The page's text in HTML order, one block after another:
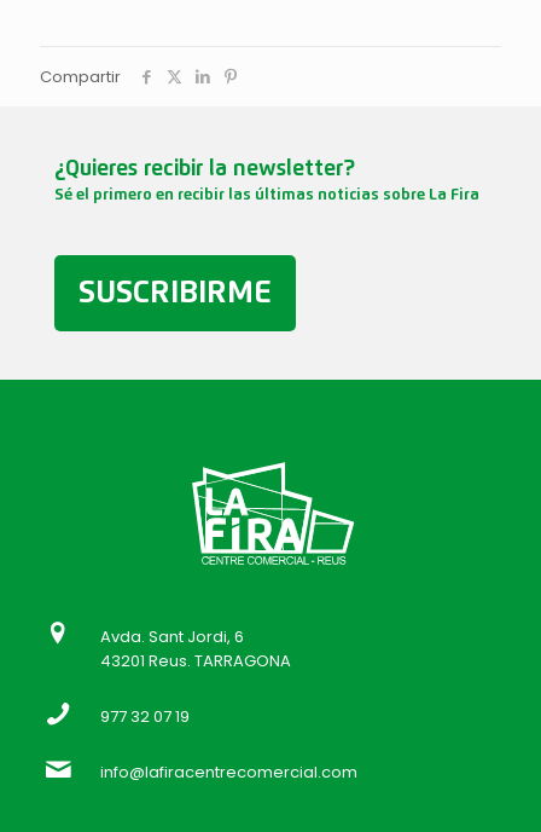
Compartir
¿Quieres recibir la newsletter?
Sé el primero en recibir las últimas noticias sobre La Fira
SUSCRIBIRME
Avda. Sant Jordi, 6
43201 Reus. TARRAGONA
977 32 07 19
info@lafiracentrecomercial.com